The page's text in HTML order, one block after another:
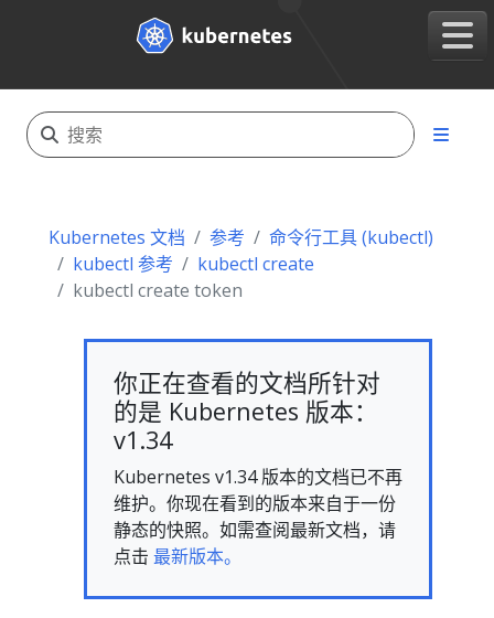
Kubernetes 文档 参考
命令行工具 (kubectl)
kubectl 参考
kubectl create
kubectl create token
你正在查看的文档所针对
的是 Kubernetes 版本：
v1.34
Kubernetes v1.34 版本的文档已不再
维护。你现在看到的版本来自于一份
静态的快照。如需查阅最新文档，请
点击 最新版本。